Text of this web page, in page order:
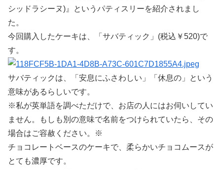
シッドラシーヌ)』というパティスリーを紹介されまし
た。
今回購入したケーキは、「サバティック」(税込￥520)で
す。
サバティックは、「安息にふさわしい」「休息の」という
意味があるらしいです。
※私が英単語を調べただけで、お店の人にはお伺いしてい
ません。もしも別の意味で名前をつけられていたら、その
場合はご容赦ください。※
チョコレートベースのケーキで、柔らかいチョコムースが
とても濃厚です。